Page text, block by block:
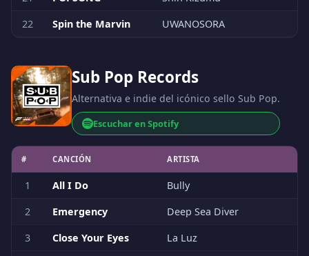
22
Spin the Marvin UWANOSORA
Sub Pop Records
Alternativa e indie del icónico sello Sub Pop.
Escuchar en Spotify
# CANCIÓN ARTISTA
1 All I Do
Bully
2
Emergency
Deep Sea Diver
3
Close Your Eyes La Luz